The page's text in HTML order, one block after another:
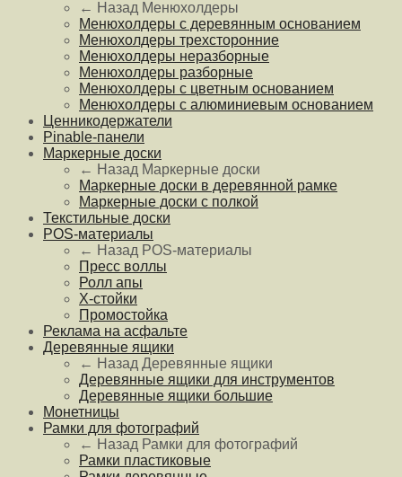
← Назад Менюхолдеры
Менюхолдеры с деревянным основанием
Менюхолдеры трехсторонние
Менюхолдеры неразборные
Менюхолдеры разборные
Менюхолдеры с цветным основанием
Менюхолдеры с алюминиевым основанием
Ценникодержатели
Pinable-панели
Маркерные доски
← Назад Маркерные доски
Маркерные доски в деревянной рамке
Маркерные доски с полкой
Текстильные доски
POS-материалы
← Назад POS-материалы
Пресс воллы
Ролл апы
Х-стойки
Промостойка
Реклама на асфальте
Деревянные ящики
← Назад Деревянные ящики
Деревянные ящики для инструментов
Деревянные ящики большие
Монетницы
Рамки для фотографий
← Назад Рамки для фотографий
Рамки пластиковые